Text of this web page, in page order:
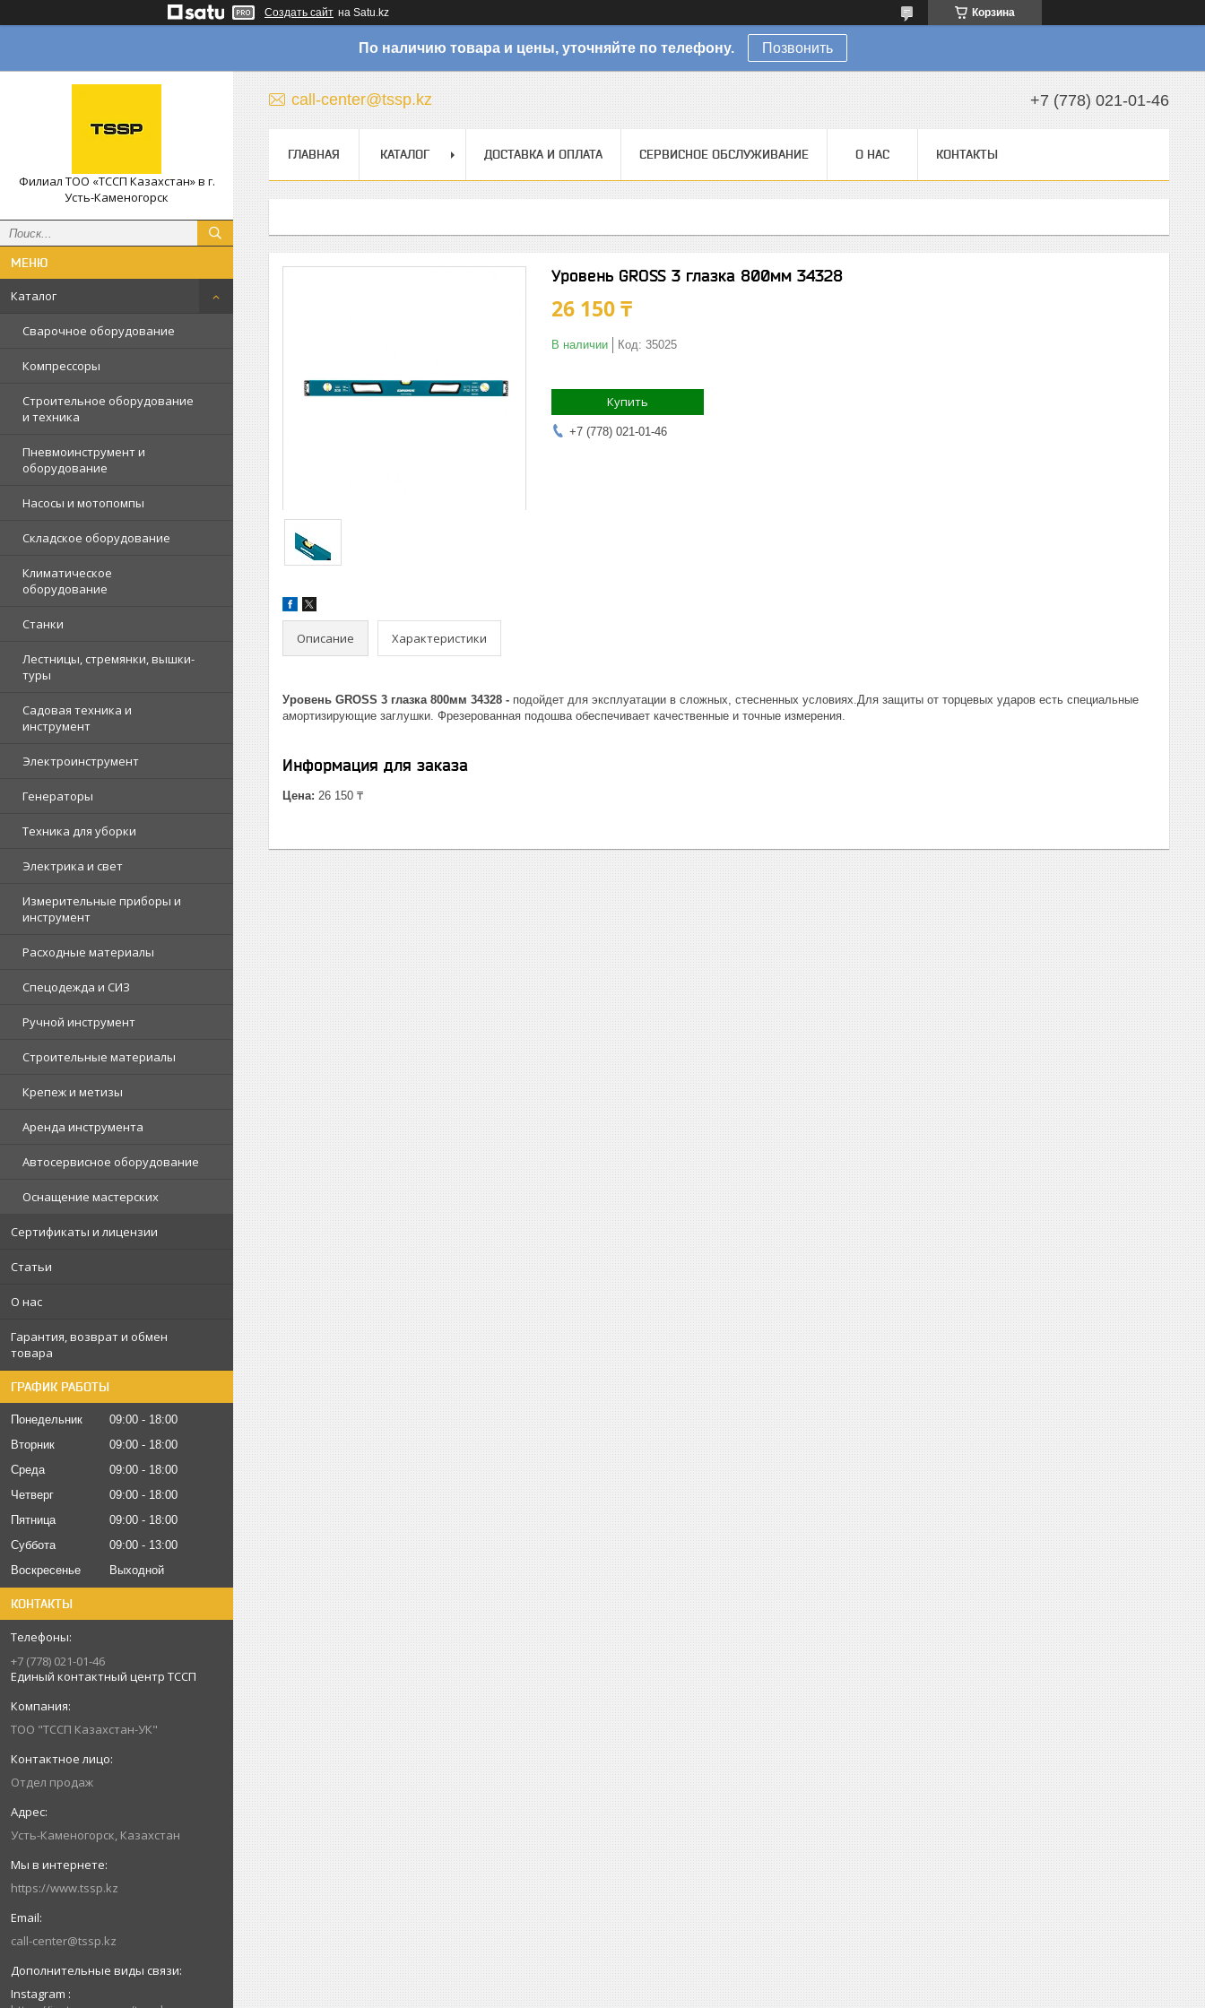
Создать сайт на Satu.kz Корзина
По наличию товара и цены, уточняйте по телефону. Позвонить
Филиал ТОО «ТССП Казахстан» в г.
Усть-Каменогорск
Каталог
Сварочное оборудование
Компрессоры
Строительное оборудование
и техника
Пневмоинструмент и
оборудование
Насосы и мотопомпы
Складское оборудование
Климатическое
оборудование
Станки
Лестницы, стремянки, вышки-
туры
Садовая техника и
инструмент
Электроинструмент
Генераторы
Техника для уборки
Электрика и свет
Измерительные приборы и
инструмент
Расходные материалы
Спецодежда и СИЗ
Ручной инструмент
Строительные материалы
Крепеж и метизы
Аренда инструмента
Автосервисное оборудование
Оснащение мастерских
Сертификаты и лицензии
Статьи
О нас
Гарантия, возврат и обмен
товара
ГРАФИК РАБОТЫ
Понедельник 09:00
18:00
Вторник
09:00
18:00
Среда
09:00
18:00
Четверг
09:00
18:00
Пятница
09:00
18:00
Суббота
09:00
13:00
Воскресенье
Выходной
КОНТАКТЫ
+7 (778) 021-01-46
Единый контактный центр ТССП
ТОО "ТССП Казахстан-УК"
Отдел продаж
Усть-Каменогорск, Казахстан
https://www.tssp.kz
call-center@tssp.kz
Instagram
call-center@tssp.kz +7 (778) 021-01-46
ГЛАВНАЯ КАТАЛОГ ДОСТАВКА И ОПЛАТА СЕРВИСНОЕ ОБСЛУЖИВАНИЕ О НАС КОНТАКТЫ
Уровень GROSS 3 глазка 800мм 34328
26 150 ₸
В наличии Код: 35025
Купить
+7 (778) 021-01-46
Описание Характеристики
Уровень GROSS 3 глазка 800мм 34328 - подойдет для эксплуатации в сложных, стесненных условиях.Для защиты от торцевых ударов есть специальные
амортизирующие заглушки. Фрезерованная подошва обеспечивает качественные и точные измерения.
Информация для заказа
Цена: 26 150 ₸